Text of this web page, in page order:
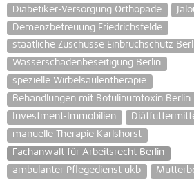
Diabetiker-Versorgung Orthopäde
Demenzbetreuung Friedrichsfelde
staatliche Zuschüsse Einbruchschutz
Wasserschadenbeseitigung Berlin
spezielle Wirbelsäulentherapie
Behandlungen mit Botulinumtoxin Berlin
Investment-Immobilien
manuelle Therapie Karlshorst
Fachanwalt für Arbeitsrecht Berlin
ambulanter Pflegedienst ukb